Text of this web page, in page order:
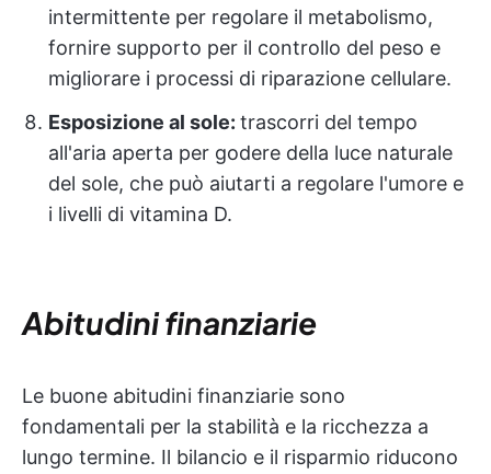
intermittente per regolare il metabolismo,
fornire supporto per il controllo del peso e
migliorare i processi di riparazione cellulare.
Esposizione al sole: trascorri del tempo
all'aria aperta per godere della luce naturale
del sole, che può aiutarti a regolare l'umore e
i livelli di vitamina D.
Abitudini finanziarie
Le buone abitudini finanziarie sono
fondamentali per la stabilità e la ricchezza a
lungo termine. Il bilancio e il risparmio riducono